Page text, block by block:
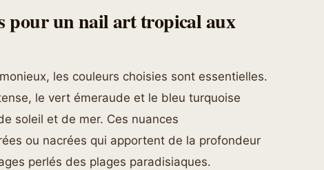
pour un nail art tropical aux
les couleurs choisies sont essentielles.
le vert émeraude et le bleu turquoise
soleil et de mer. Ces nuances
ou nacrées qui apportent de la profondeur
perlés des plages paradisiaques.